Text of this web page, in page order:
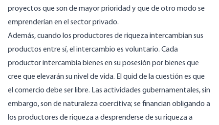
proyectos que son de mayor prioridad y que de otro modo se
emprenderían en el sector privado.
Además, cuando los productores de riqueza intercambian sus
productos entre sí, el intercambio es voluntario. Cada
productor intercambia bienes en su posesión por bienes que
cree que elevarán su nivel de vida. El quid de la cuestión es que
el comercio debe ser libre. Las actividades gubernamentales, sin
embargo, son de naturaleza coercitiva; se financian obligando a
los productores de riqueza a desprenderse de su riqueza a